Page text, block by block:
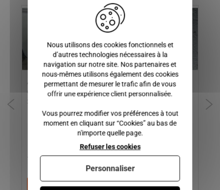
ARMATURE DE PORTE
GAUCHE MICROCAR MGO
3, MGO 4, MGO 5, MGO 6
100,00 €
Ajouter au panier
CHARNIERE DE PORTE
MICROCAR VIRGO 1, VIRGO
15,00 €
Ajouter au panier
Nous utilisons des cookies fonctionnels et
d’autres technologies nécessaires à la
navigation sur notre site. Nos partenaires et
nous-mêmes utilisons également des cookies
permettant de mesurer le trafic afin de vous
offrir une expérience client personnalisée.
Vous pourrez modifier vos préférences à tout
moment en cliquant sur “Cookies” au bas de
n'importe quelle page.
Refuser les cookies
Personnaliser